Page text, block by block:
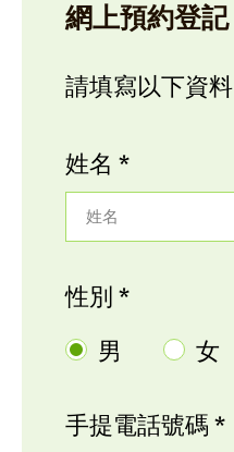
網上預約登記
請填寫以下資料
姓名 *
姓名
性別 *
男
女
手提電話號碼 *